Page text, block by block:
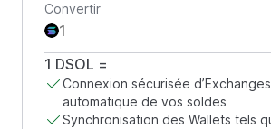
Convertir
1 DSOL =
Connexion sécurisée
automatique de vos soldes
Synchronisation des Wallets tels